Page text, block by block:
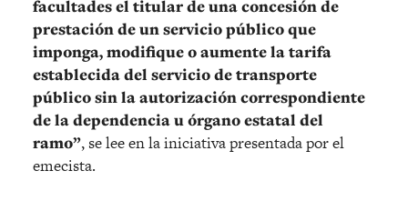
facultades el titular de una concesión de
prestación de un servicio público que
imponga, modifique o aumente la tarifa
establecida del servicio de transporte
público sin la autorización correspondiente
de la dependencia u órgano estatal del
ramo”, se lee en la iniciativa presentada por el
emecista.